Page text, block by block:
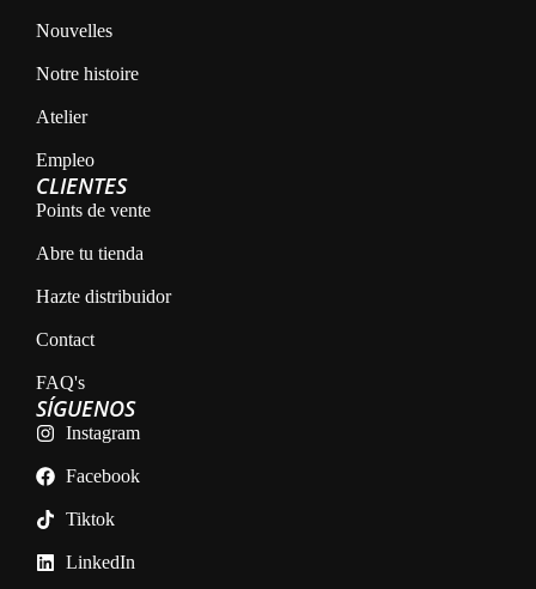
Nouvelles
Notre histoire
Atelier
Empleo
CLIENTES
Points de vente
Abre tu tienda
Hazte distribuidor
Contact
FAQ's
SÍGUENOS
Instagram
Facebook
Tiktok
LinkedIn